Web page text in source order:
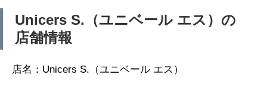
Unicers S.（ユニベール エス）の
店舗情報
店名：Unicers S.（ユニベール エス）